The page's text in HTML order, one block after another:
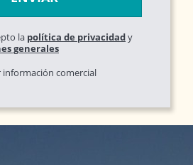
la política de privacidady
generales
información comercial